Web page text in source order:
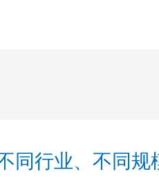
同行业、不同规